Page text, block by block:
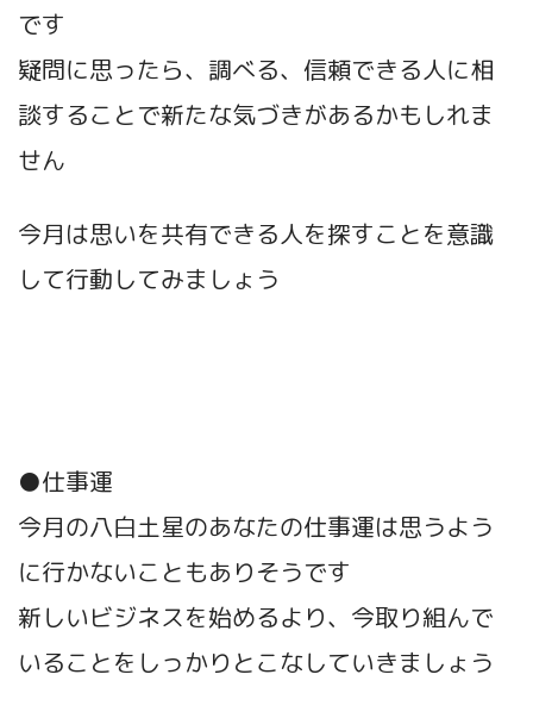
です
疑問に思ったら、調べる、信頼できる人に相
談することで新たな気づきがあるかもしれま
せん
今月は思いを共有できる人を探すことを意識
して行動してみましょう
●仕事運
今月の八白土星のあなたの仕事運は思うよう
に行かないこともありそうです
新しいビジネスを始めるより、今取り組んで
いることをしっかりとこなしていきましょう